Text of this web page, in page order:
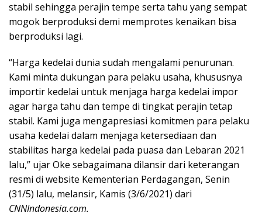
stabil sehingga perajin tempe serta tahu yang sempat
mogok berproduksi demi memprotes kenaikan bisa
berproduksi lagi.
“Harga kedelai dunia sudah mengalami penurunan.
Kami minta dukungan para pelaku usaha, khususnya
importir kedelai untuk menjaga harga kedelai impor
agar harga tahu dan tempe di tingkat perajin tetap
stabil. Kami juga mengapresiasi komitmen para pelaku
usaha kedelai dalam menjaga ketersediaan dan
stabilitas harga kedelai pada puasa dan Lebaran 2021
lalu,” ujar Oke sebagaimana dilansir dari keterangan
resmi di website Kementerian Perdagangan, Senin
(31/5) lalu, melansir, Kamis (3/6/2021) dari
CNNIndonesia.com.